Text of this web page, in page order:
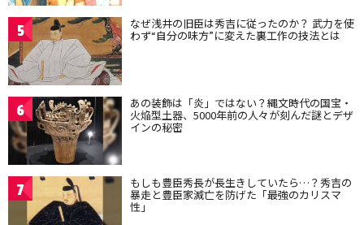
5 なぜ浅井の旧臣は秀吉に従ったのか？ 武力を使
わず“自分の味方”に変えた裏工作の技法とは
6 あの装飾は「炎」ではない？縄文時代の国宝・
火焔型土器、5000年前の人々が刻んだ謎とデザ
インの秘密
7 もしも豊臣秀長が長生きしていたら…？秀吉の
暴走と豊臣家滅亡を防げた「最強のカリスマ
性」